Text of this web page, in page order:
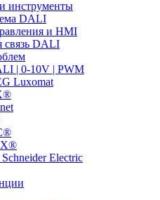
инструменты
DALI
и HMI
связь DALI
| 0-10V | PWM
Luxomat
Schneider Electric